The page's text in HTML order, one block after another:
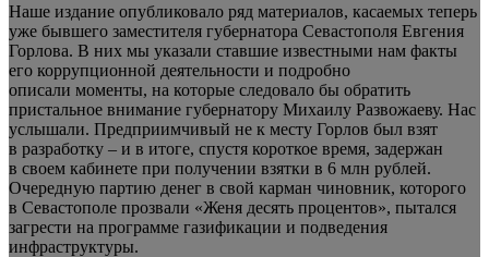
Наше издание опубликовало ряд материалов, касаемых теперь
уже бывшего заместителя губернатора Севастополя Евгения
Горлова. В них мы указали ставшие известными нам факты
его коррупционной деятельности и подробно
описали моменты, на которые следовало бы обратить
пристальное внимание губернатору Михаилу Развожаеву. Нас
услышали. Предприимчивый не к месту Горлов был взят
в разработку – и в итоге, спустя короткое время, задержан
в своем кабинете при получении взятки в 6 млн рублей.
Очередную партию денег в свой карман чиновник, которого
в Севастополе прозвали «Женя десять процентов», пытался
загрести на программе газификации и подведения
инфраструктуры.